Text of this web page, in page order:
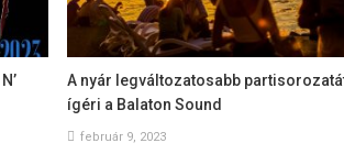
A nyár legváltozatosabb
ígéri a Balaton Sound
február 9, 2023